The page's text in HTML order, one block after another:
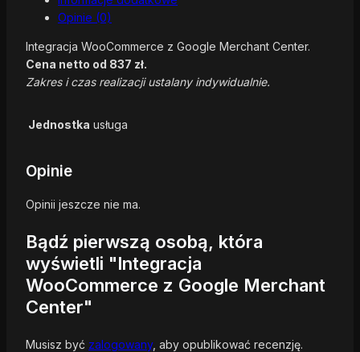
Opinie (0)
Integracja WooCommerce z Google Merchant Center.
Cena netto od 837 zł.
Zakres i czas realizacji ustalany indywidualnie.
Jednostka usługa
Opinie
Opinii jeszcze nie ma.
Bądź pierwszą osobą, która
wyświetli "Integracja
WooCommerce z Google Merchant
Center"
Musisz być zalogowany, aby opublikować recenzję.